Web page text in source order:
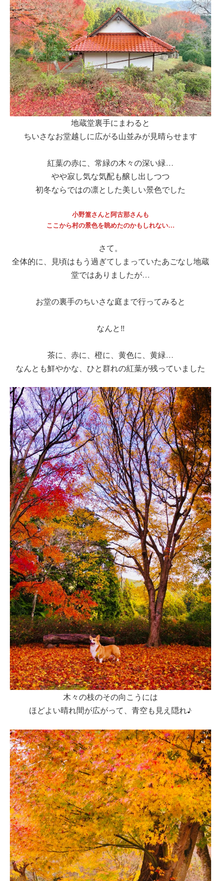
地蔵堂裏手にまわると
ちいさなお堂越しに広がる山並みが見晴らせます
紅葉の赤に、常緑の木々の深い緑…
やや寂し気な気配も醸し出しつつ
初冬ならではの凛とした美しい景色でした
小野篁さんと阿古那さんも
ここから村の景色を眺めたのかもしれない…
さて。
全体的に、見頃はもう過ぎてしまっていたあごなし地蔵
堂ではありましたが…
お堂の裏手のちいさな庭まで行ってみると
なんと‼
茶に、赤に、橙に、黄色に、黄緑…
なんとも鮮やかな、ひと群れの紅葉が残っていました
木々の枝のその向こうには
ほどよい晴れ間が広がって、青空も見え隠れ♪